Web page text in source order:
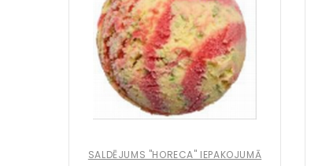
SALDĒJUMS "HORECA" IEPAKOJUMĀ